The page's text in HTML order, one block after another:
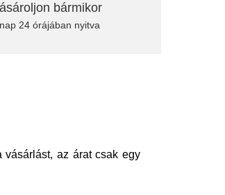
bármikor
24 órájában nyitva
vásárlást, az árat csak egy